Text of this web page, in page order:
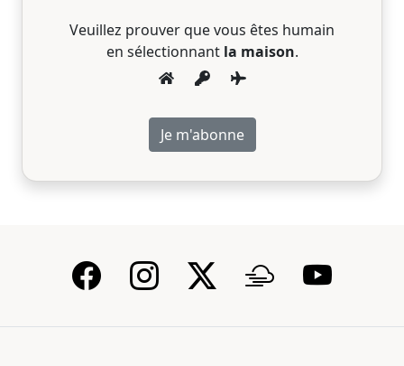
Veuillez prouver que vous êtes humain
en sélectionnantla maison.